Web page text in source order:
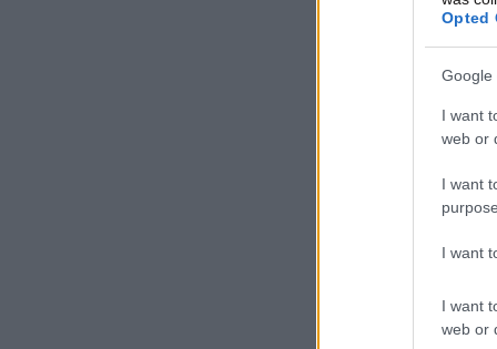
Opted
Google
I want
web or
I want
I want
I want
web or